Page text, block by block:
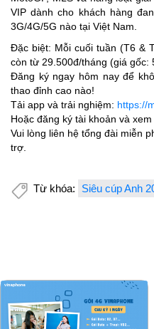
VIP dành cho khách hàng
3G/4G/5G nào tại Việt Nam.
Đặc biệt: Mỗi cuối tuần (T6 &
còn từ 29.500đ/tháng (giá gốc:
Đăng ký ngay hôm nay để
thao đỉnh cao nào!
Tải app và trải nghiệm: https://
Hoặc đăng ký tài khoản và
Vui lòng liên hệ tổng đài miễn
trợ.
Từ khóa: Siêu cúp Anh